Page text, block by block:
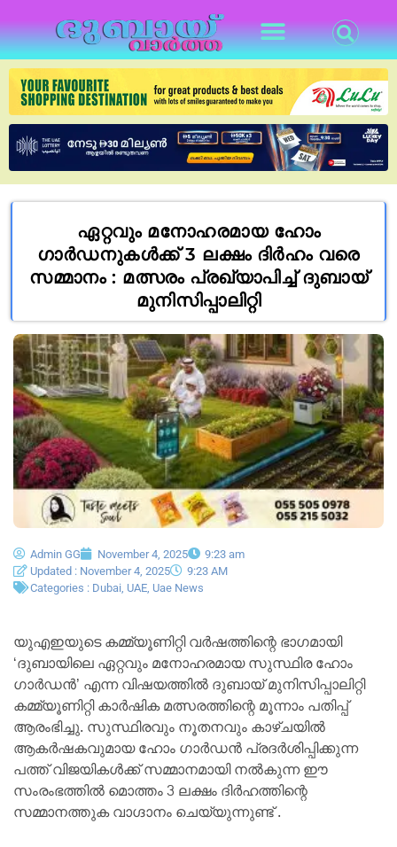
ഏറ്റവും മനോഹരമായ ഹോം
ഗാർഡനുകൾക്ക് 3 ലക്ഷം ദിർഹം വരെ
സമ്മാനം : മത്സരം പ്രഖ്യാപിച്ച് ദുബായ്
മുനിസിപ്പാലിറ്റി
Admin GG November 4, 2025
9:23 am
Updated : November 4, 2025
9:23 AM
Categories : Dubai UAE Uae News
യുഎഇയുടെ കമ്മ്യൂണിറ്റി വർഷത്തിന്റെ ഭാഗമായി
‘ദുബായിലെ ഏറ്റവും മനോഹരമായ സുസ്ഥിര ഹോം
ഗാർഡൻ’ എന്ന വിഷയത്തിൽ ദുബായ് മുനിസിപ്പാലിറ്റി
കമ്മ്യൂണിറ്റി കാർഷിക മത്സരത്തിന്റെ മൂന്നാം പതിപ്പ്
ആരംഭിച്ചു. സുസ്ഥിരവും നൂതനവും കാഴ്ചയിൽ
ആകർഷകവുമായ ഹോം ഗാർഡൻ പ്രദർശിപ്പിക്കുന്ന
പത്ത് വിജയികൾക്ക് സമ്മാനമായി നൽകുന്ന ഈ
സംരംഭത്തിൽ മൊത്തം 3 ലക്ഷം ദിർഹത്തിന്റെ
സമ്മാനത്തുക വാഗ്ദാനം ചെയ്യുന്നുണ്ട് .